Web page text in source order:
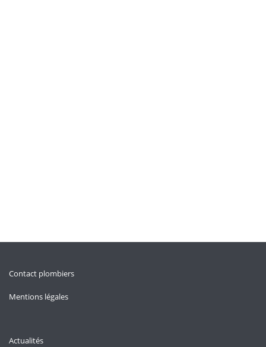
Contact plombiers
Mentions légales
Actualités